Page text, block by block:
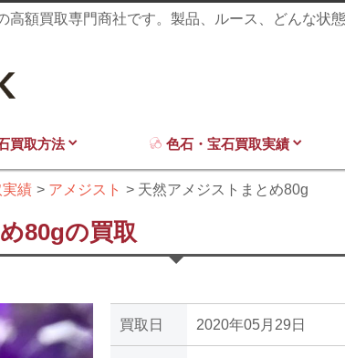
額買取専門商社です。製品、ルース、どんな状
買取方法 色石・宝石買取実績
績 アメジスト 天然アメジストまとめ80g
80gの買取
買取日 2020年05月29日